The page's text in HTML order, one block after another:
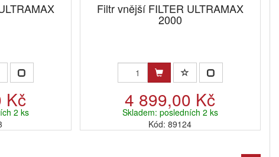
Kč
2 ks
Filtr vnější FILTER ULTRAMAX
2000
4 899,00 Kč
Skladem: posledních 2 ks
Kód: 89124